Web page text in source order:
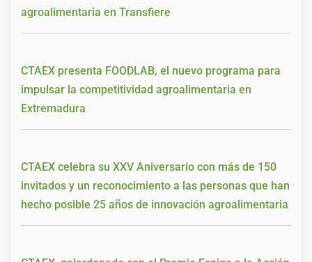
agroalimentaria en Transfiere
CTAEX presenta FOODLAB, el nuevo programa para
impulsar la competitividad agroalimentaria en
Extremadura
CTAEX celebra su XXV Aniversario con más de 150
invitados y un reconocimiento a las personas que han
hecho posible 25 años de innovación agroalimentaria